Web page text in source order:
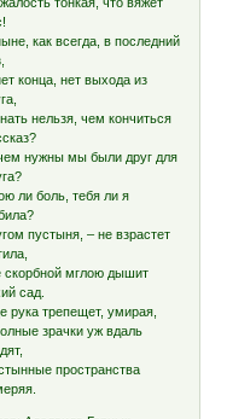
как всегда, в последний
конца, нет выхода из
нельзя, чем кончиться
нужны мы были друг для
ли боль, тебя ли я
пустыня, – не взрастет
скорбной мглою дышит
сад.
рука трепещет, умирая,
зрачки уж вдаль
пространства